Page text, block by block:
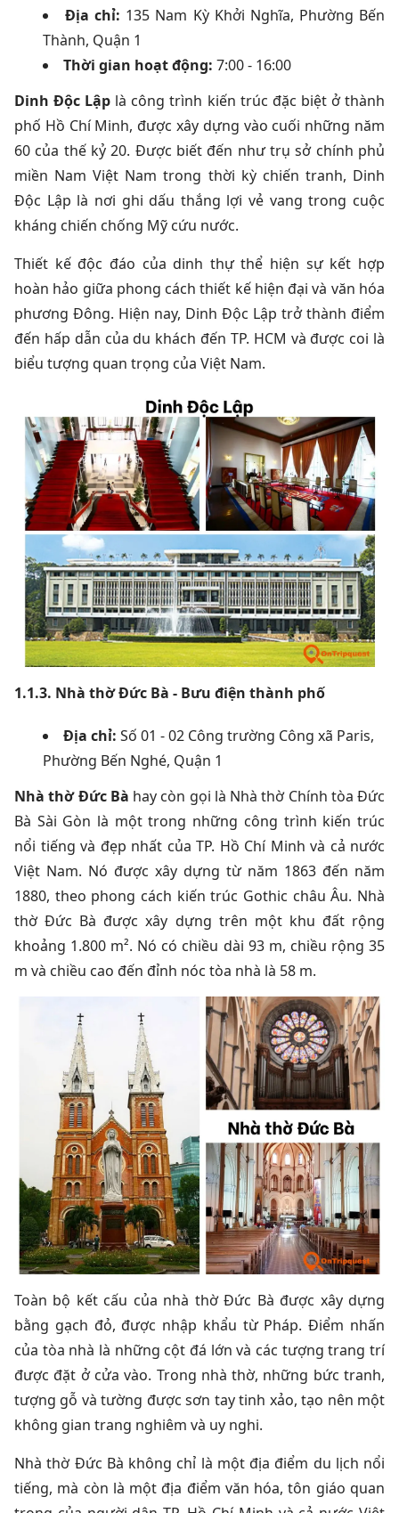
Địa chỉ: 135 Nam Kỳ Khởi Nghĩa, Phường Bến
Thành, Quận 1
Thời gian hoạt động: 7:00 - 16:00
Dinh Độc Lập là công trình kiến trúc đặc biệt ở thành
phố Hồ Chí Minh, được xây dựng vào cuối những năm
60 của thế kỷ 20. Được biết đến như trụ sở chính phủ
miền Nam Việt Nam trong thời kỳ chiến tranh, Dinh
Độc Lập là nơi ghi dấu thắng lợi vẻ vang trong cuộc
kháng chiến chống Mỹ cứu nước.
Thiết kế độc đáo của dinh thự thể hiện sự kết hợp
hoàn hảo giữa phong cách thiết kế hiện đại và văn hóa
phương Đông. Hiện nay, Dinh Độc Lập trở thành điểm
đến hấp dẫn của du khách đến TP. HCM và được coi là
biểu tượng quan trọng của Việt Nam.
1.1.3. Nhà thờ Đức Bà - Bưu điện thành phố
Địa chỉ: Số 01 - 02 Công trường Công xã Paris,
Phường Bến Nghé, Quận 1
Nhà thờ Đức Bà hay còn gọi là Nhà thờ Chính tòa Đức
Bà Sài Gòn là một trong những công trình kiến trúc
nổi tiếng và đẹp nhất của TP. Hồ Chí Minh và cả nước
Việt Nam. Nó được xây dựng từ năm 1863 đến năm
1880, theo phong cách kiến trúc Gothic châu Âu. Nhà
thờ Đức Bà được xây dựng trên một khu đất rộng
khoảng 1.800 m². Nó có chiều dài 93 m, chiều rộng 35
m và chiều cao đến đỉnh nóc tòa nhà là 58 m.
Toàn bộ kết cấu của nhà thờ Đức Bà được xây dựng
bằng gạch đỏ, được nhập khẩu từ Pháp. Điểm nhấn
của tòa nhà là những cột đá lớn và các tượng trang trí
được đặt ở cửa vào. Trong nhà thờ, những bức tranh,
tượng gỗ và tường được sơn tay tinh xảo, tạo nên một
không gian trang nghiêm và uy nghi.
Nhà thờ Đức Bà không chỉ là một địa điểm du lịch nổi
tiếng, mà còn là một địa điểm văn hóa, tôn giáo quan